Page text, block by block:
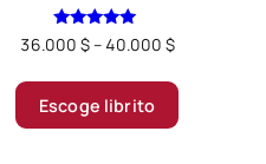
Valorado en
5.00
36.000 $– 40.000 $Price
36.000 $
through
Escoge librito